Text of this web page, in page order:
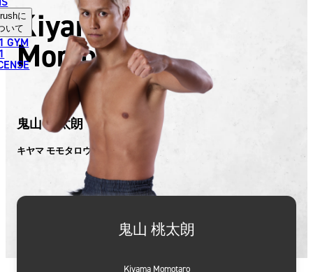
中文（繁體）
العربية
に
いて
GYMKiyama
Momotaro
鬼山 桃太朗
キヤマ モモタロウ
鬼山 桃太朗
Kiyama Momotaro